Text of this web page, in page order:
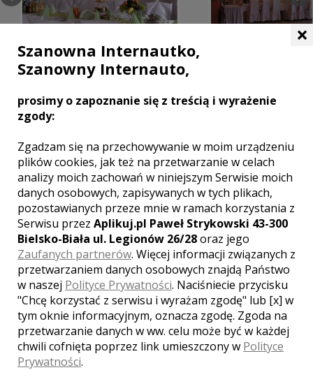
MIEJSCOWOŚCI W POBLIŻU
Wesele Oświęcim,Wesele Kraków, Wesele Wadowice,
Wesele Chrzanów, Wesele Skawina,Wesele
Andrychów
WASZA OCENA:
4.70| głosów:10
SKONTAKTUJ SIĘ Z LOKALEM,
OTRZYMASZ WYJĄTKOWĄ OFERTĘ
×
Szanowna Internautko,
Szanowny Internauto,
prosimy o zapoznanie się z treścią i wyrażenie
zgody:
Zgadzam się na przechowywanie w moim urządzeniu
plików cookies, jak też na przetwarzanie w celach
analizy moich zachowań w niniejszym Serwisie moich
danych osobowych, zapisywanych w tych plikach,
pozostawianych przeze mnie w ramach korzystania z
Serwisu przez Aplikuj.pl Paweł Strykowski 43-300
Bielsko-Biała ul. Legionów 26/28oraz jego
Zaufanych partnerów. Więcej informacji związanych z
przetwarzaniem danych osobowych znajdą Państwo
w naszej Polityce Prywatności. Naciśniecie przycisku
"Chcę korzystać z serwisu i wyrażam zgodę" lub [x] w
tym oknie informacyjnym, oznacza zgodę. Zgoda na
przetwarzanie danych w ww. celu może być w każdej
chwili cofnięta poprzez link umieszczony w Polityce
Prywatności.